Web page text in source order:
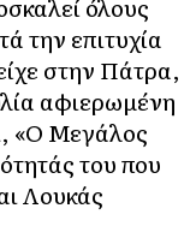
την επιτυχία
στην Πάτρα,
αφιερωμένη
«Ο Μεγάλος
του που
Λουκάς